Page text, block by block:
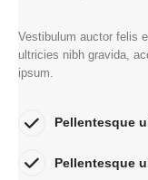
Vestibulum auctor felis
ultricies nibh gravida,
ipsum.
Pellentesque
Pellentesque